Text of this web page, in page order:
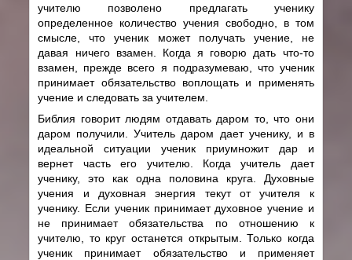
учителю позволено предлагать ученику
определенное количество учения свободно, в том
смысле, что ученик может получать учение, не
давая ничего взамен. Когда я говорю дать что-то
взамен, прежде всего я подразумеваю, что ученик
принимает обязательство воплощать и применять
учение и следовать за учителем.
Библия говорит людям отдавать даром то, что они
даром получили. Учитель даром дает ученику, и в
идеальной ситуации ученик приумножит дар и
вернет часть его учителю. Когда учитель дает
ученику, это как одна половина круга. Духовные
учения и духовная энергия текут от учителя к
ученику. Если ученик принимает духовное учение и
не принимает обязательства по отношению к
учителю, то круг останется открытым. Только когда
ученик принимает обязательство и применяет